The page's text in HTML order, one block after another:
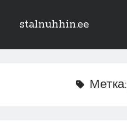
stalnuhhin.ee
Боковая
Метка: